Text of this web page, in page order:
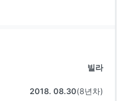
빌라
2018. 08.30(8년차)